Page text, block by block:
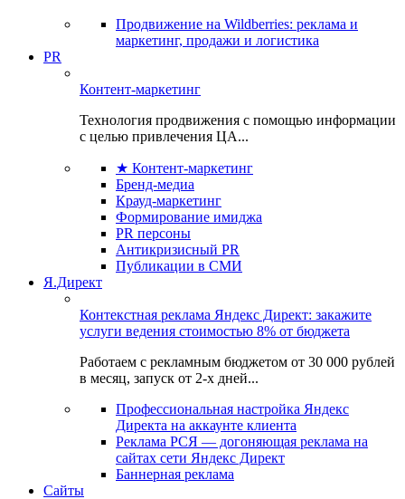
Продвижение на Wildberries: реклама и
маркетинг, продажи и логистика
PR
Контент-маркетинг
Технология продвижения с помощью информации
с целью привлечения ЦА...
★ Контент-маркетинг
Бренд-медиа
Крауд-маркетинг
Формирование имиджа
PR персоны
Антикризисный PR
Публикации в СМИ
Я.Директ
Контекстная реклама Яндекс Директ: закажите
услуги ведения стоимостью 8% от бюджета
Работаем с рекламным бюджетом от 30 000 рублей
в месяц, запуск от 2-х дней...
Профессиональная настройка Яндекс
Директа на аккаунте клиента
Реклама РСЯ — догоняющая реклама на
сайтах сети Яндекс Директ
Баннерная реклама
Сайты